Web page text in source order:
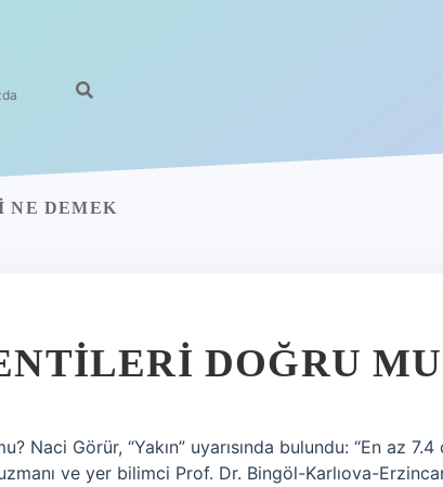
NE DEMEK
DOĞRU MU
Naci Görür, “Yakın” uyarısında bulundu: “En az 7.4
ve yer bilimci Prof. Dr. Bingöl-Karlıova-